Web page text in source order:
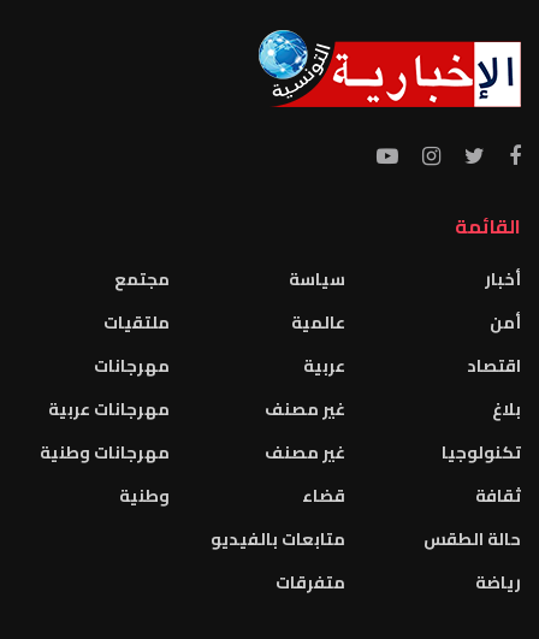
القائمة
أخبار
أمن
اقتصاد
بلاغ
تكنولوجيا
ثقافة
حالة الطقس
رياضة
سياسة
عالمية
عربية
غير مصنف
غير مصنف
قضاء
متابعات بالفيديو
متفرقات
مجتمع
ملتقيات
مهرجانات
مهرجانات عربية
مهرجانات وطنية
وطنية